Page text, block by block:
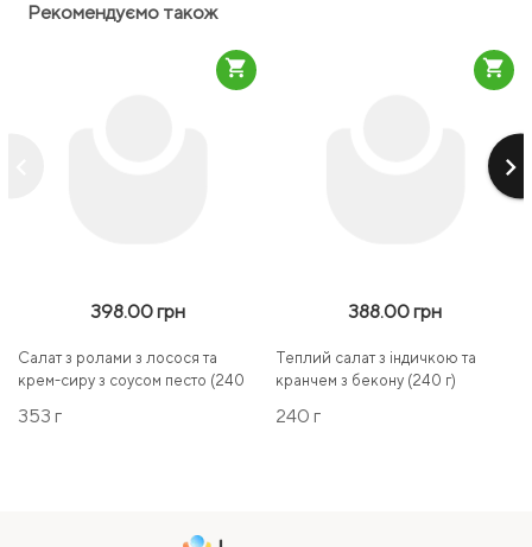
Рекомендуємо також
keyboard_arrow_right
398.00 грн
Салат з ролами з лосося та
крем-сиру з соусом песто (240
353 г
shopping_cart
388.00 грн
Теплий салат з індичкою та
кранчем з бекону (240 г)
240 г
shopping_cart